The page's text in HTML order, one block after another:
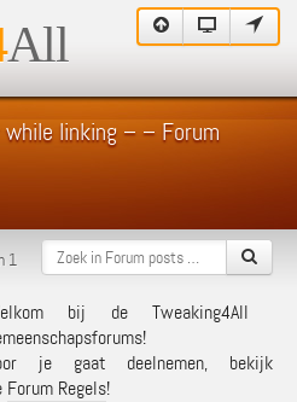
All
linking – – Forum
1
bij de Tweaking4All
je gaat deelnemen, bekijk
Forum Regels!